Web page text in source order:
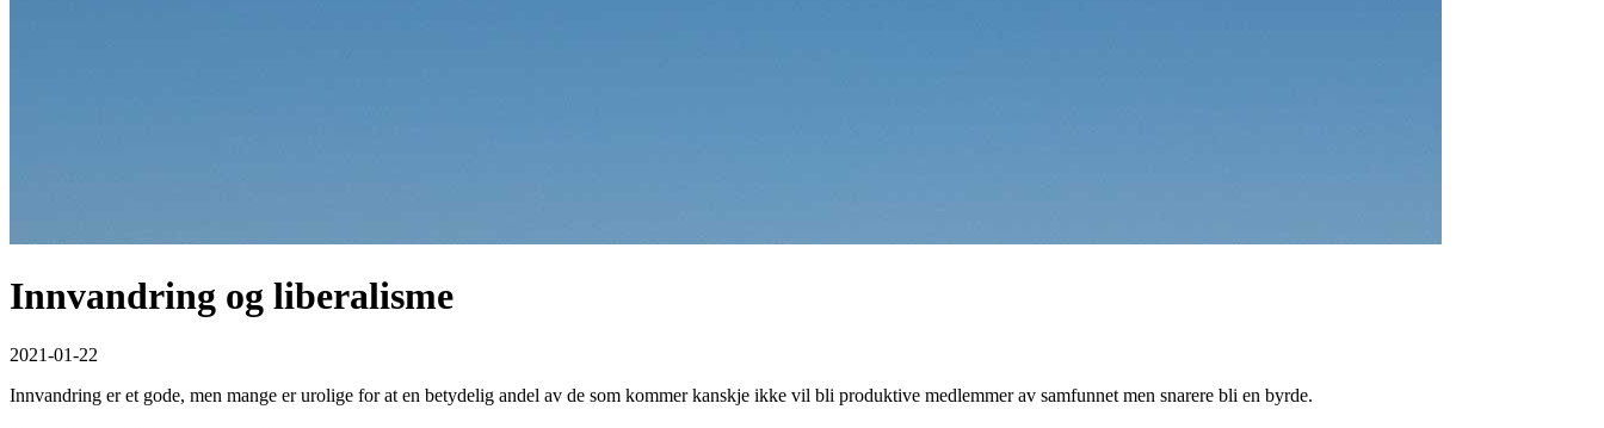
Innvandring og liberalisme
2021-01-22
Innvandring er et gode, men mange er urolige for at en betydelig andel av de som kommer kanskje ikke vil bli produktive medlemmer av samfunnet men snarere bli en byrde.